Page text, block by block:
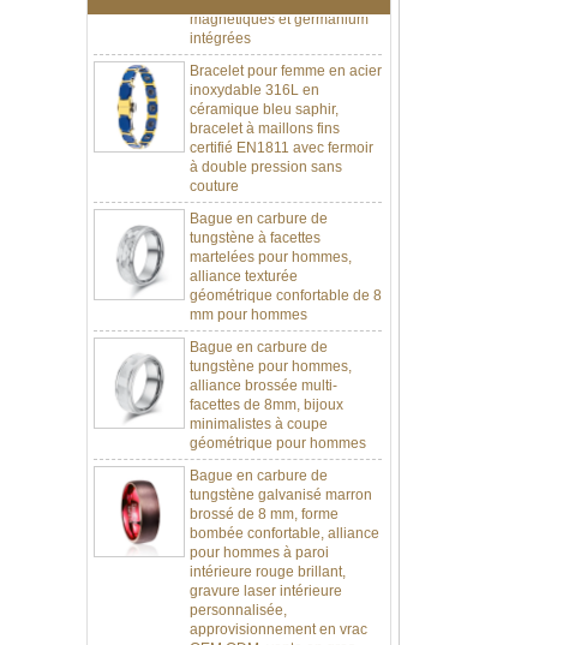
Bracelet pour femme en acier
inoxydable 316L en
céramique bleu saphir,
bracelet à maillons fins
certifié EN1811 avec fermoir
à double pression sans
couture
Bague en carbure de
tungstène à facettes
martelées pour hommes,
alliance texturée
géométrique confortable de 8
mm pour hommes
Bague en carbure de
tungstène pour hommes,
alliance brossée multi-
facettes de 8mm, bijoux
minimalistes à coupe
géométrique pour hommes
Bague en carbure de
tungstène galvanisé marron
brossé de 8 mm, forme
bombée confortable, alliance
pour hommes à paroi
intérieure rouge brillant,
gravure laser intérieure
personnalisée,
approvisionnement en vrac
OEM ODM, vente en gros
d'usine